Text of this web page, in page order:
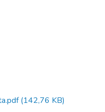
(142,76 KB)